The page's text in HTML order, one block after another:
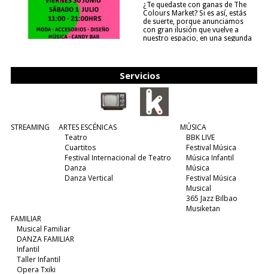
¿Te quedaste con ganas de The
Colours Market? Si es así, estás
de suerte, porque anunciamos
con gran ilusión que vuelve a
nuestro espacio, en una segunda
Servicios
STREAMING
ARTES ESCÉNICAS
Teatro
Cuartitos
Festival Internacional de Teatro
Danza
Danza Vertical
MÚSICA
BBK LIVE
Festival Música
Música Infantil
Música
Festival Música
Musical
365 Jazz Bilbao
Musiketan
FAMILIAR
Musical Familiar
DANZA FAMILIAR
Infantil
Taller Infantil
Opera Txiki